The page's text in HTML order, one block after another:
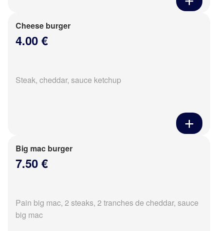
Cheese burger
4.00 €
Steak, cheddar, sauce ketchup
Big mac burger
7.50 €
Pain big mac, 2 steaks, 2 tranches de cheddar, sauce
big mac